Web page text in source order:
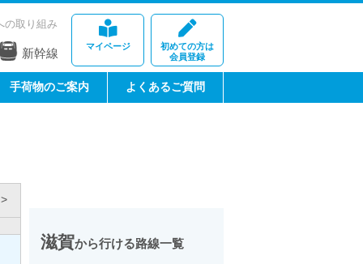
マイページ
初めての方は
会員登録
の取り組み
新幹線
手荷物のご案内 よくあるご質問
滋賀から行ける路線一覧